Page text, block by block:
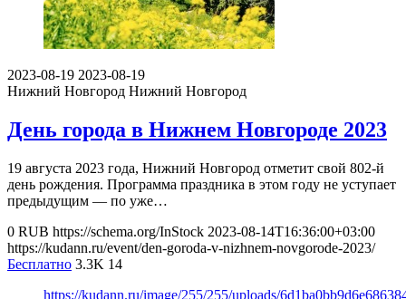
2023-08-19 2023-08-19
Нижний Новгород Нижний Новгород
День города в Нижнем Новгороде 2023
19 августа 2023 года, Нижний Новгород отметит свой 802-й
день рождения. Программа праздника в этом году не уступает
предыдущим — по уже…
0 RUB https://schema.org/InStock 2023-08-14T16:36:00+03:00
https://kudann.ru/event/den-goroda-v-nizhnem-novgorode-2023/
Бесплатно 3.3K 14
https://kudann.ru/image/255/255/uploads/